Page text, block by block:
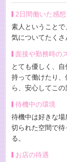
2日間働いた感想
素人ということ
気についてたくさ
面接や勤務時の
とても優しく、
持って働けたり
ら、安心してこの
待機中の環境
待機中は好きな
切られた空間で
る。
お店の待遇